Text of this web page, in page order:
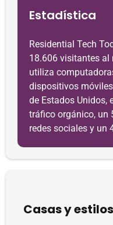
Estadística
Residential Tech
18.606 visitantes al
utiliza
dispositivos
de Estados Unidos,
tráfico orgánico, un
redes sociales y un
Casas y